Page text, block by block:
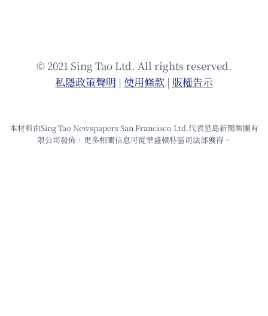
© 2021 Sing Tao Ltd. All rights reserved.
私隱政策聲明 | 使⽤條款 | 版權告⽰
本材料由Sing Tao Newspapers San Francisco Ltd.代表星島新聞集團有
限公司發佈，更多相關信息可從華盛頓特區司法部獲得。